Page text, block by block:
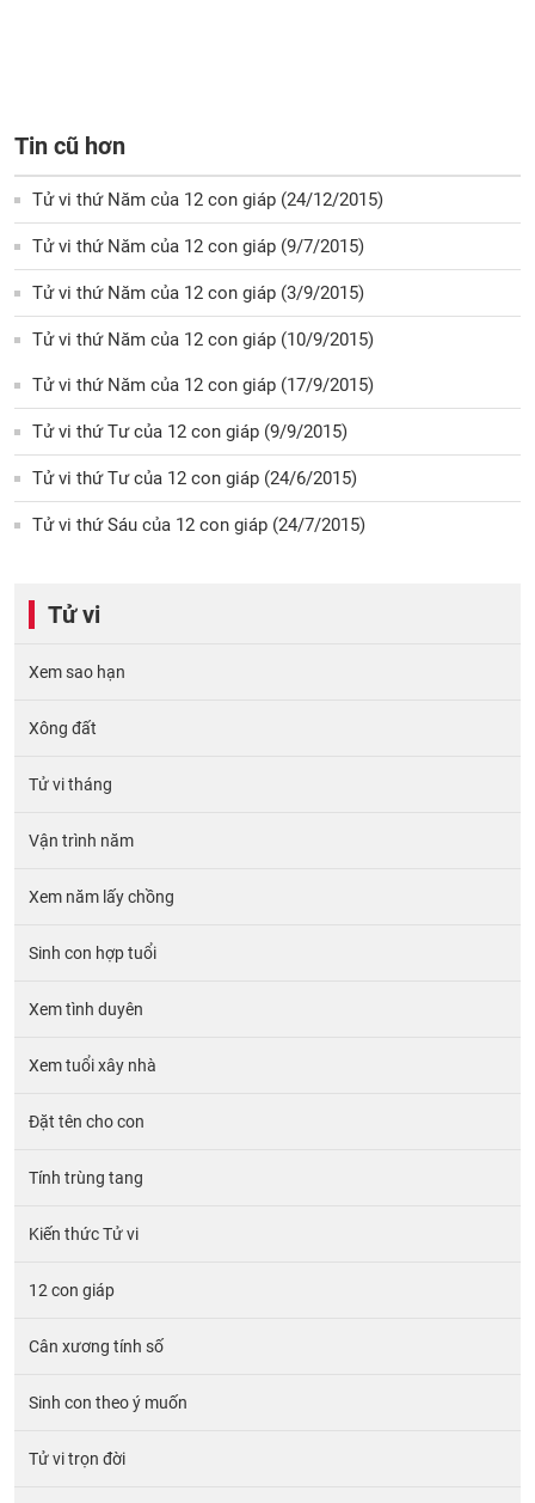
Tin cũ hơn
Tử vi thứ Năm của 12 con giáp (24/12/2015)
Tử vi thứ Năm của 12 con giáp (9/7/2015)
Tử vi thứ Năm của 12 con giáp (3/9/2015)
Tử vi thứ Năm của 12 con giáp (10/9/2015)
Tử vi thứ Năm của 12 con giáp (17/9/2015)
Tử vi thứ Tư của 12 con giáp (9/9/2015)
Tử vi thứ Tư của 12 con giáp (24/6/2015)
Tử vi thứ Sáu của 12 con giáp (24/7/2015)
Tử vi
Xem sao hạn
Xông đất
Tử vi tháng
Vận trình năm
Xem năm lấy chồng
Sinh con hợp tuổi
Xem tình duyên
Xem tuổi xây nhà
Đặt tên cho con
Tính trùng tang
Kiến thức Tử vi
12 con giáp
Cân xương tính số
Sinh con theo ý muốn
Tử vi trọn đời